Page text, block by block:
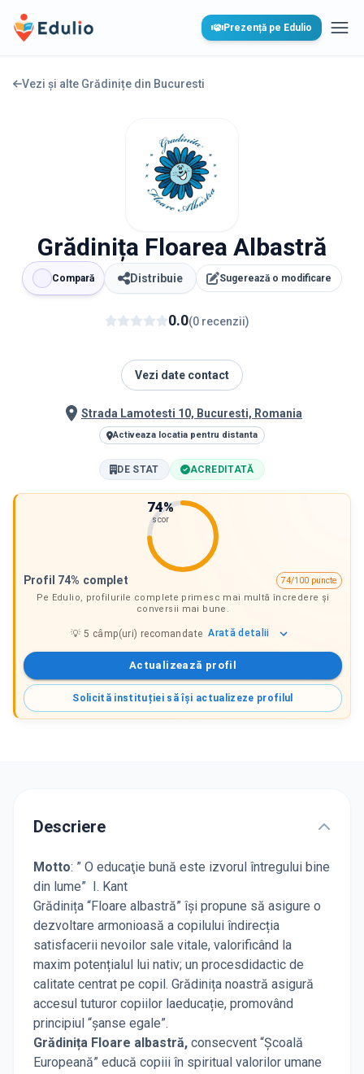
Edulio Prezență pe Edulio
Vezi și alte Grădinițe din Bucuresti
Grădinița Floarea Albastră
Compară Distribuie Sugerează o modificare
0.0(0 recenzii)
Vezi date contact
Strada Lamotesti 10, Bucuresti, Romania
Activeaza locatia pentru distanta
DE STAT ACREDITATĂ
74%
scor
Profil 74% complet
74/100 puncte
Pe Edulio, profilurile complete primesc mai multă încredere și
conversii mai bune.
💡5 câmp(uri) recomandate Arată detalii
Actualizează profil
Solicită instituției să își actualizeze profilul
Descriere
Motto: ” O educaţie bună este izvorul întregului bine
din lume” I. Kant
Grădinița “Floare albastră” își propune să asigure o
dezvoltare armonioasă a copilului îndirecția
satisfacerii nevoilor sale vitale, valorificând la
maxim potențialul lui nativ; un procesdidactic de
calitate centrat pe copil. Grădinița noastră asigură
accesul tuturor copiilor laeducație, promovând
principiul “șanse egale”.
Grădinița Floare albastră, consecvent “Școală
Europeană” educă copiii în spiritual valorilor umane